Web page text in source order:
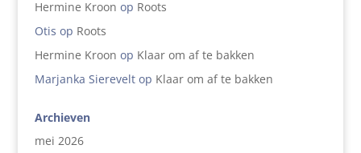
Hermine Kroon op Roots
Otis op Roots
Hermine Kroon op Klaar om af te bakken
Marjanka Siereveltop Klaar om af te bakken
Archieven
mei 2026